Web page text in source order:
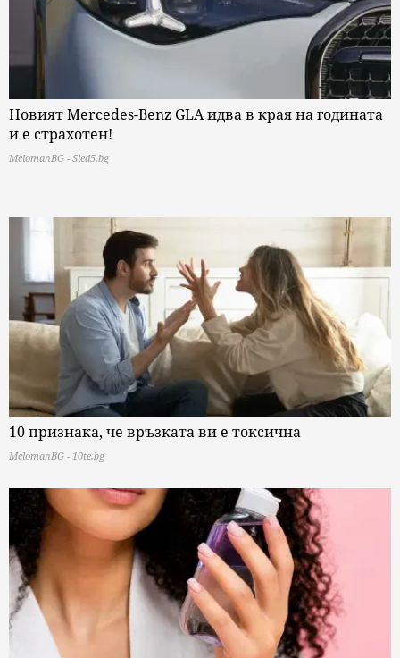
Новият Mercedes-Benz GLA идва в края на годината
и е страхотен!
MelomanBG - Sled5.bg
10 признака, че връзката ви е токсична
MelomanBG - 10te.bg